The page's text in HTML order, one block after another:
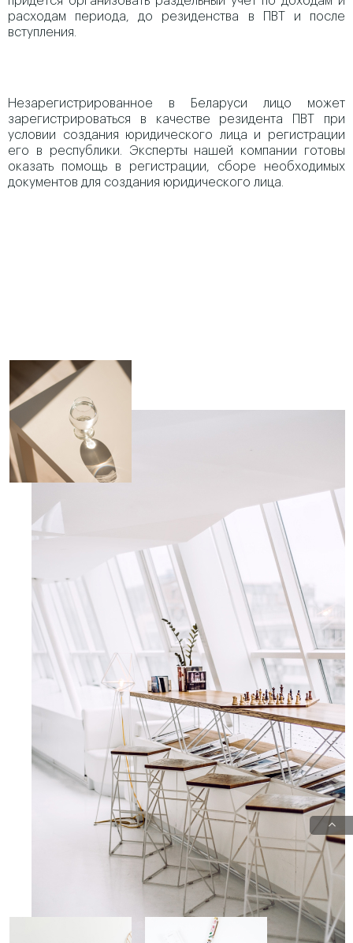
расходам периода, до резиденства в ПВТ и после
вступления.
Незарегистрированное в Беларуси лицо может
зарегистрироваться в качестве резидента ПВТ при
условии создания юридического лица и регистрации
его в республики. Эксперты нашей компании готовы
оказать помощь в регистрации, сборе необходимых
документов для создания юридического лица.